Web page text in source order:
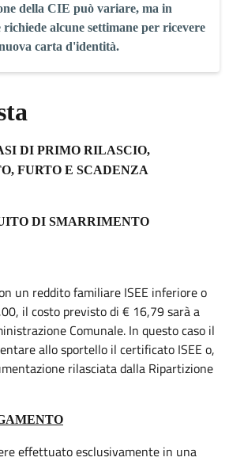
della CIE può variare, ma in
richiede alcune settimane per ricevere
carta d'identità.
DI PRIMO RILASCIO,
FURTO E SCADENZA
DI SMARRIMENTO
un reddito familiare ISEE inferiore o
il costo previsto di € 16,79 sarà a
Comunale. In questo caso il
allo sportello il certificato ISEE o,
rilasciata dalla Ripartizione
effettuato esclusivamente in una